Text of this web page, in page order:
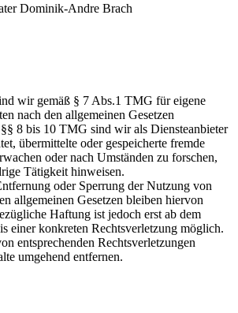
Dominik-Andre Brach
wir gemäß § 7 Abs.1 TMG für eigene
nach den allgemeinen Gesetzen
8 bis 10 TMG sind wir als Diensteanbieter
übermittelte oder gespeicherte fremde
oder nach Umständen zu forschen,
Tätigkeit hinweisen.
oder Sperrung der Nutzung von
allgemeinen Gesetzen bleiben hiervon
Haftung ist jedoch erst ab dem
einer konkreten Rechtsverletzung möglich.
entsprechenden Rechtsverletzungen
umgehend entfernen.